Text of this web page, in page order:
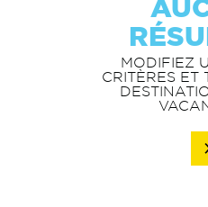
MODIFIEZ
CRITÈRES ET